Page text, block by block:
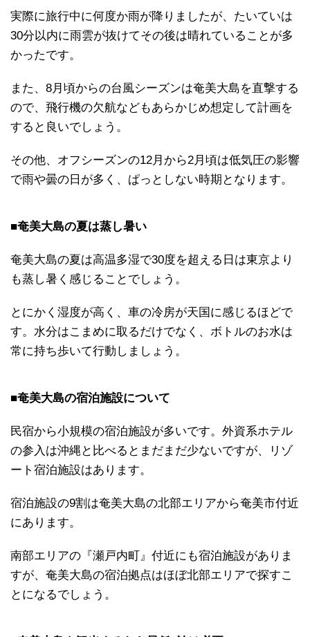
実際に旅行中に何度か雨が降りましたが、たいていは
30分以内に雨雲が抜けてその後は晴れていることが多
かったです。
また、8月頃からの台風シーズンは奄美大島を直撃する
ので、飛行機の欠航などもあらかじめ想定して計画を
すると良いでしょう。
その他、オフシーズンの12月から2月頃は低気圧の影響
で雨や曇の日が多く、ぱっとしない時期となります。
■奄美大島の夏は蒸し暑い
奄美大島の夏は高温多湿で30度を超える日は東京より
も蒸し暑く感じることでしょう。
とにかく湿度が高く、車の冷房が天国に感じるほどで
す。水分はこまめに取るだけでなく、ボトルのお水は
常に持ち歩いて行動しましょう。
■奄美大島の宿泊施設について
民宿から小規模の宿泊施設が多いです。外資系ホテル
の参入は沖縄と比べるとまだまだ少ないですが、リゾ
ート宿泊施設はあります。
宿泊施設の9割は奄美大島の北部エリアから奄美市付近
にあります。
南部エリアの『瀬戸内町』付近にも宿泊施設がありま
すが、奄美大島の宿泊拠点はほぼ北部エリアで探すこ
とになるでしょう。